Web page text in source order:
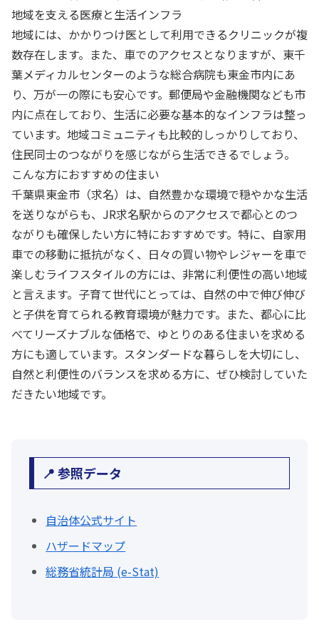
地域を支える医療と生活インフラ
地域には、かかりつけ医として利用できるクリニックが複
数存在します。また、車でのアクセスとなりますが、東千
葉メディカルセンターのような総合病院も東金市内にあ
り、万が一の際にも安心です。郵便局や金融機関なども市
内に点在しており、生活に必要な基本的なインフラは整っ
ています。地域コミュニティも比較的しっかりしており、
住民同士のつながりを感じながら生活できるでしょう。
こんな方におすすめの住まい
千葉県東金市（求名）は、自然豊かな環境で穏やかな生活
を送りながらも、JR求名駅からのアクセスで都心とのつ
ながりも確保したい方に特におすすめです。特に、自家用
車での移動に抵抗がなく、日々の買い物やレジャーを車で
楽しむライフスタイルの方には、非常に利便性の高い地域
と言えます。子育て世代にとっては、自然の中で伸び伸び
と子供を育てられる教育環境が魅力です。また、都心に比
べてリーズナブルな価格で、ゆとりのある住まいを求める
方にも適しています。スタンダードな暮らしを大切にし、
自然と利便性のバランスを求める方に、ぜひ検討していた
だきたい地域です。
📍 参照データ
自治体公式サイト
ハザードマップ
総務省統計局 (e-Stat)